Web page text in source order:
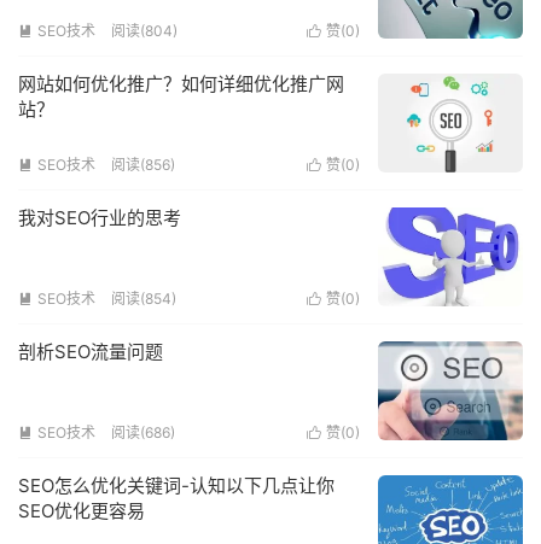
 赞(0)
 SEO技术 阅读(804)
网站如何优化推广？如何详细优化推广网
站？
 赞(0)
 SEO技术 阅读(856)
我对SEO行业的思考
 赞(0)
 SEO技术 阅读(854)
剖析SEO流量问题
 赞(0)
 SEO技术 阅读(686)
SEO怎么优化关键词-认知以下几点让你
SEO优化更容易